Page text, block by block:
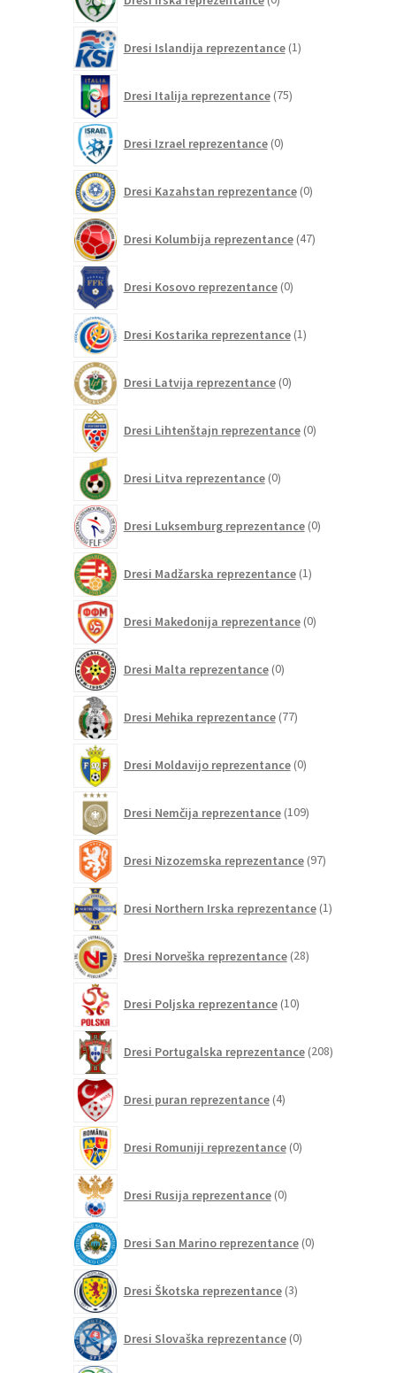
izdelkov
Dresi Islandija reprezentance 1izdelek
Dresi Italija reprezentance 75izdelkov
Dresi Izrael reprezentance 0izdelkov
Dresi Kazahstan reprezentance 0izdelkov
Dresi Kolumbija reprezentance 47izdelkov
Dresi Kosovo reprezentance 0izdelkov
Dresi Kostarika reprezentance 1izdelek
Dresi Latvija reprezentance 0izdelkov
Dresi Lihtenštajn reprezentance 0izdelkov
Dresi Litva reprezentance 0izdelkov
Dresi Luksemburg reprezentance 0izdelkov
Dresi Madžarska reprezentance 1izdelek
Dresi Makedonija reprezentance 0izdelkov
Dresi Malta reprezentance 0izdelkov
Dresi Mehika reprezentance 77izdelkov
Dresi Moldavijo reprezentance 0izdelkov
Dresi Nemčija reprezentance 109izdelkov
Dresi Nizozemska reprezentance 97izdelkov
Dresi Northern Irska reprezentance 1izdelek
Dresi Norveška reprezentance 28izdelkov
Dresi Poljska reprezentance 10izdelkov
Dresi Portugalska reprezentance 208izdelkov
Dresi puran reprezentance 4izdelki
Dresi Romuniji reprezentance 0izdelkov
Dresi Rusija reprezentance 0izdelkov
Dresi San Marino reprezentance 0izdelkov
Dresi Škotska reprezentance 3izdelki
Dresi Slovaška reprezentance 0izdelkov